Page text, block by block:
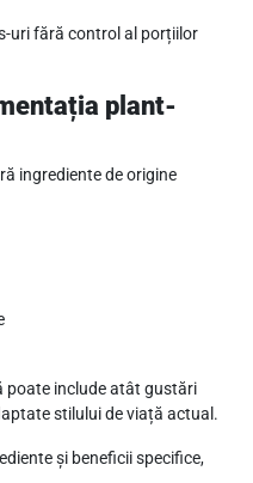
uri fără control al porțiilor
plant-
ingrediente de origine
poate include atât gustări
stilului de viață actual.
și beneficii specifice,